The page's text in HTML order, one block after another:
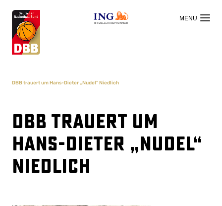
OFFIZIELLER HAUPTSPONSOR
DBB trauert um Hans-Dieter „Nudel“ Niedlich
DBB trauert um
Hans-Dieter „Nudel“
Niedlich